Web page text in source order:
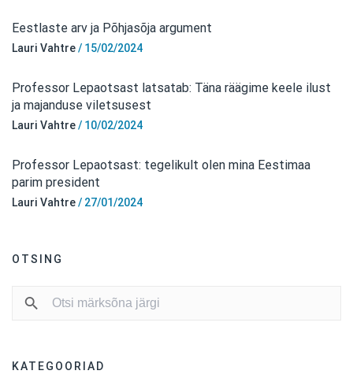
Eestlaste arv ja Põhjasõja argument
Lauri Vahtre/ 15/02/2024
Professor Lepaotsast latsatab: Täna räägime keele ilust
ja majanduse viletsusest
Lauri Vahtre/ 10/02/2024
Professor Lepaotsast: tegelikult olen mina Eestimaa
parim president
Lauri Vahtre/ 27/01/2024
OTSING
KATEGOORIAD